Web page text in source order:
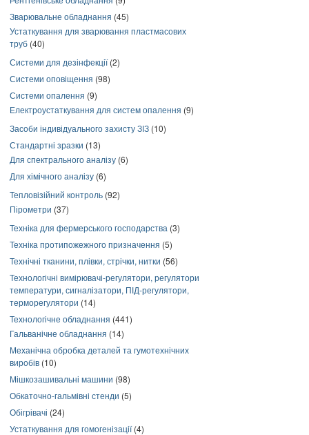
Зварювальне обладнання (45)
Устаткування для зварювання пластмасових
труб (40)
Системи для дезінфекції(2)
Системи оповіщення (98)
Системи опалення (9)
Електроустаткування для систем опалення (9)
Засоби індивідуального захисту ЗІЗ (10)
Стандартні зразки (13)
Для спектрального аналізу (6)
Для хімічного аналізу (6)
Тепловізійний контроль (92)
Пірометри (37)
Техніка для фермерського господарства (3)
Техніка протипожежного призначення (5)
Технічні тканини, плівки, стрічки, нитки (56)
Технологічні вимірювачі-регулятори, регулятори
температури, сигналізатори, ПІД-регулятори,
терморегулятори (14)
Технологічне обладнання (441)
Гальванічне обладнання (14)
Механічна обробка деталей та гумотехнічних
виробів (10)
Мішкозашивальні машини (98)
Обкаточно-гальмівні стенди (5)
Обігрівачі (24)
Устаткування для гомогенізації(4)